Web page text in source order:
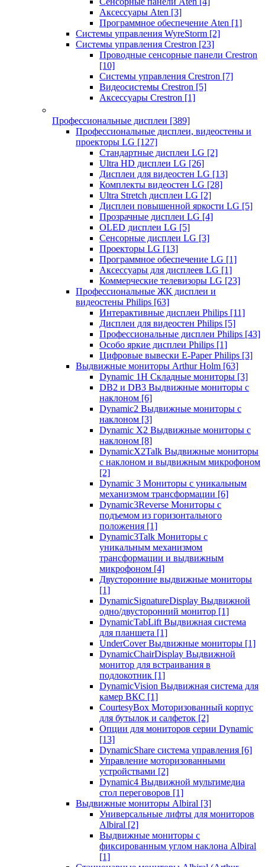
Аксессуары Aten [3]
Программное обеспечение Aten [1]
Системы управления WyreStorm [2]
Системы управления Crestron [23]
Проводные сенсорные панели Crestron
[10]
Системы управления Crestron [7]
Видеосистемы Crestron [5]
Аксессуары Crestron [1]
Профессиональные дисплеи [389]
Профессиональные дисплеи, видеостены и
проекторы LG [127]
Стандартные дисплеи LG [2]
Ultra HD дисплеи LG [26]
Дисплеи для видеостен LG [13]
Комплекты видеостен LG [28]
Ultra Stretch дисплеи LG [2]
Дисплеи повышенной яркости LG [5]
Прозрачные дисплеи LG [4]
OLED дисплеи LG [5]
Сенсорные дисплеи LG [3]
Проекторы LG [13]
Программное обеспечение LG [1]
Аксессуары для дисплеев LG [1]
Коммерческие телевизоры LG [23]
Профессиональные ЖК дисплеи и
видеостены Philips [63]
Интерактивные дисплеи Philips [11]
Дисплеи для видеостен Philips [5]
Профессиональные дисплеи Philips [43]
Особо яркие дисплеи Philips [1]
Цифровые вывески E-Paper Philips [3]
Выдвижные мониторы Arthur Holm [63]
Dynamic 1Н Складные мониторы [3]
DB2 и DB3 Выдвижные мониторы с
наклоном [6]
Dynamic2 Выдвижные мониторы с
наклоном [3]
Dynamic X2 Выдвижные мониторы с
наклоном [8]
DynamicX2Talk Выдвижные мониторы
с наклоном и выдвижным микрофоном
[2]
Dynamic 3 Мониторы с уникальным
механизмом трансформации [6]
Dynamic3Reverse Мониторы с
подъемом из горизонтального
положения [1]
Dynamic3Talk Мониторы с
уникальным механизмом
трансформации и выдвижным
микрофоном [4]
Двусторонние выдвижные мониторы
[1]
DynamicSignatureDisplay Выдвижной
одно/двусторонний монитор [1]
DynamicTabLift Выдвижная система
для планшета [1]
UnderCover Выдвижные мониторы [1]
DynamicChairDisplay Выдвижной
монитор для встраивания в
подлокотник [1]
DynamicVision Выдвижная система для
камер ВКС [1]
CourtesyBox Моторизованный корпус
для бутылок и салфеток [2]
Опции для мониторов серии Dynamic
[13]
DynamicShare система управления [6]
Управление моторизованными
устройствами [2]
Dynamic4 Выдвижной мультимедиа
стол переговоров [1]
Выдвижные мониторы Albiral [3]
Универсальные лифты для мониторов
Albiral [2]
Выдвижные мониторы с
фиксированным углом наклона Albiral
[1]